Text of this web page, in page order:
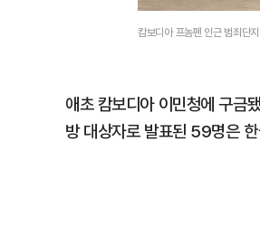
캄보디아 프놈펜 인근 범죄단
애초 캄보디아 이민청에 구금
방 대상자로 발표된 59명은